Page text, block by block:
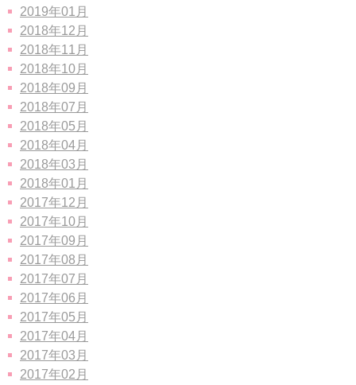
2019年01月
2018年12月
2018年11月
2018年10月
2018年09月
2018年07月
2018年05月
2018年04月
2018年03月
2018年01月
2017年12月
2017年10月
2017年09月
2017年08月
2017年07月
2017年06月
2017年05月
2017年04月
2017年03月
2017年02月